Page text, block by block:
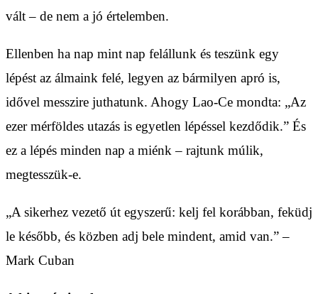
vált – de nem a jó értelemben.
Ellenben ha nap mint nap felállunk és teszünk egy
lépést az álmaink felé, legyen az bármilyen apró is,
idővel messzire juthatunk. Ahogy Lao-Ce mondta: „Az
ezer mérföldes utazás is egyetlen lépéssel kezdődik.” És
ez a lépés minden nap a miénk – rajtunk múlik,
megtesszük-e.
„A sikerhez vezető út egyszerű: kelj fel korábban, feküdj
le később, és közben adj bele mindent, amid van.” –
Mark Cuban